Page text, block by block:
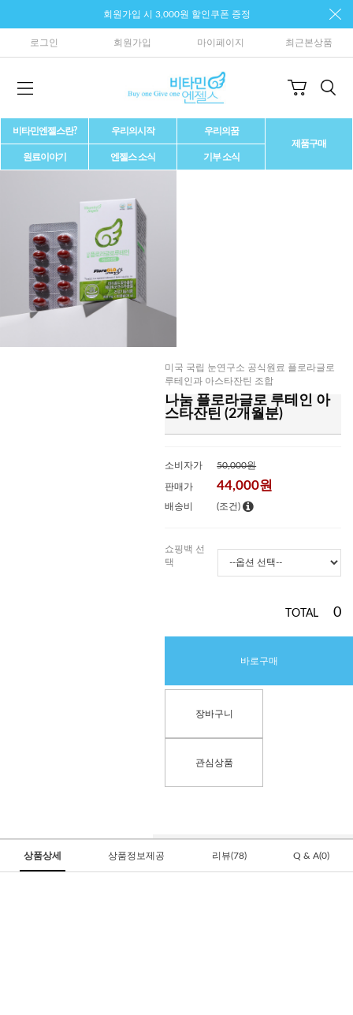
회원가입 시 3,000원 할인쿠폰 증정
로그인 회원가입 마이페이지 최근본상품
비타민엔젤스란? 우리의시작
우리의꿈
제품구매
원료이야기
엔젤스 소식 기부 소식
미국 국립 눈연구소 공식원료 플로라글로
루테인과 아스타잔틴 조합
나눔 플로라글로 루테인 아
스타잔틴 (2개월분)
소비자가 50,000원
판매가 44,000원
배송비 (조건)
쇼핑백 선
택
TOTAL 0
바로구매
장바구니
관심상품
상품상세 상품정보제공 리뷰(78) Q & A(0)